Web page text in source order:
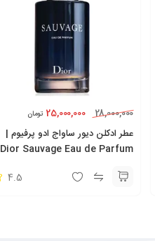
28,000,000
25,000,000 تومان
عطر ادکلن دیور ساواج ادو پرفیوم |
Dior Sauvage Eau de Parfum
4.5